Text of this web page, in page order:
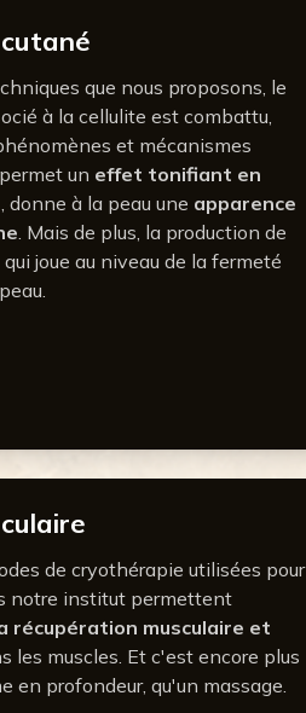
que nous proposons, le
à la cellulite est combattu,
et mécanismes
un effet tonifiant en
, donne à la peau une apparence
. Mais de plus, la production de
joue au niveau de la fermeté
de cryothérapie utilisées pour
notre institut permettent
récupération musculaire et
les muscles. Et c'est encore plus
en profondeur, qu'un massage.